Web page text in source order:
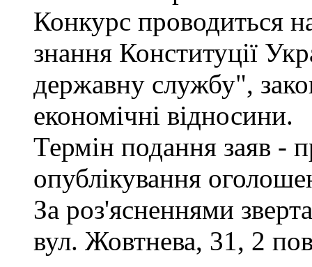
Конкурс проводиться
знання Конституції
державну службу",
економічні відносини.
Термін подання заяв -
опублікування
За роз'ясненнями
вул. Жовтнева, 31, 2